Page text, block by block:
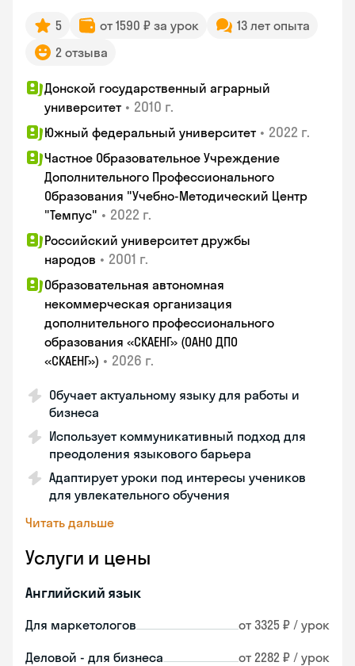
5 от 1590 ₽ за урок
13 лет опыта
2 отзыва
Донской государственный аграрный
университет • 2010 г.
Южный федеральный университет • 2022 г.
Частное Образовательное Учреждение
Дополнительного Профессионального
Образования "Учебно-Методический Центр
"Темпус" • 2022 г.
Российский университет дружбы
народов • 2001 г.
Образовательная автономная
некоммерческая организация
дополнительного профессионального
образования «СКАЕНГ» (ОАНО ДПО
«СКАЕНГ») • 2026 г.
Обучает актуальному языку для работы и
бизнеса
Использует коммуникативный подход для
преодоления языкового барьера
Адаптирует уроки под интересы учеников
для увлекательного обучения
Читать дальше
Услуги и цены
Английский язык
Для маркетологов от 3325 ₽ / урок
Деловой - для бизнеса от 2282 ₽ / урок